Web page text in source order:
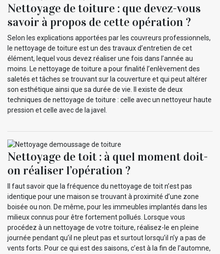
Nettoyage de toiture : que devez-vous
savoir à propos de cette opération ?
Selon les explications apportées par les couvreurs professionnels,
le nettoyage de toiture est un des travaux d’entretien de cet
élément, lequel vous devez réaliser une fois dans l’année au
moins. Le nettoyage de toiture a pour finalité l’enlèvement des
saletés et tâches se trouvant sur la couverture et qui peut altérer
son esthétique ainsi que sa durée de vie. Il existe de deux
techniques de nettoyage de toiture : celle avec un nettoyeur haute
pression et celle avec de la javel.
Nettoyage de toit : à quel moment doit-
on réaliser l’opération ?
Il faut savoir que la fréquence du nettoyage de toit n’est pas
identique pour une maison se trouvant à proximité d’une zone
boisée ou non. De même, pour les immeubles implantés dans les
milieux connus pour être fortement pollués. Lorsque vous
procédez à un nettoyage de votre toiture, réalisez-le en pleine
journée pendant qu’il ne pleut pas et surtout lorsqu’il n’y a pas de
vents forts. Pour ce qui est des saisons, c’est à la fin de l’automne,